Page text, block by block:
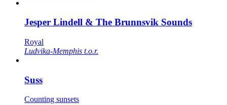
Jesper Lindell & The Brunnsvik Sounds
Royal
Ludvika-Memphis t.o.r.
Suss
Counting sunsets